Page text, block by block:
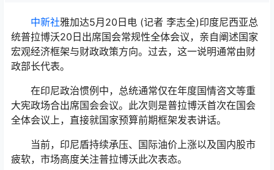
中新社雅加达5月20日电 (记者 李志全)印度尼西亚总
统普拉博沃20日出席国会常规性全体会议，亲自阐述国家
宏观经济框架与财政政策方向。过去，这一说明通常由财
政部长代表。
在印尼政治惯例中，总统通常仅在年度国情咨文等重
大宪政场合出席国会会议。此次则是普拉博沃首次在国会
全体会议上，直接就国家预算前期框架发表讲话。
当前，印尼盾持续承压、国际油价上涨以及国内股市
疲软，市场高度关注普拉博沃此次表态。